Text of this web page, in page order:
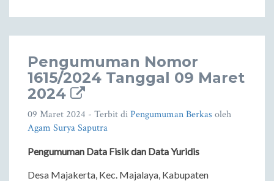
Pengumuman Nomor
1615/2024 Tanggal 09 Maret
2024
09 Maret 2024 - Terbit diPengumuman Berkas oleh
Agam Surya Saputra
Pengumuman Data Fisik dan Data Yuridis
Desa Majakerta, Kec. Majalaya, Kabupaten